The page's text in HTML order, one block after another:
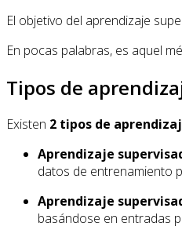
El objetivo del aprendizaje
En pocas palabras, es aquel
Tipos de
Existen 2 tipos de
Aprendizaje
datos de entrenamiento
Aprendizaje
basándose en entradas